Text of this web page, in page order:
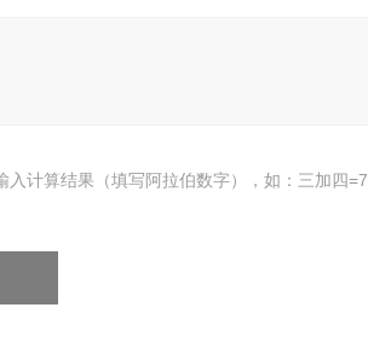
入计算结果（填写阿拉伯数字），如：三加四=7